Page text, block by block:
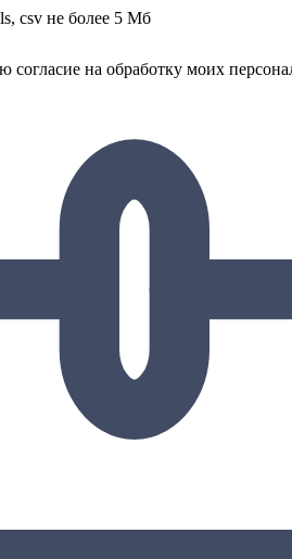
csv не более 5 Мб
согласие на обработку моих